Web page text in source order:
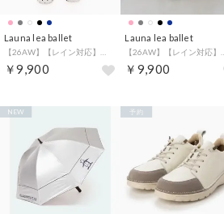
Launa lea ballet
￥9,900
Launa lea ballet
￥9,900
NEW 予約